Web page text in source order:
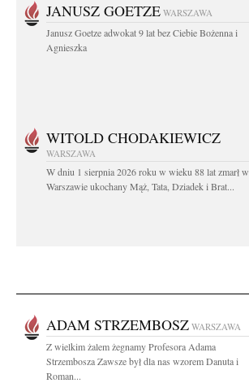
JANUSZ GOETZE WARSZAWA
Janusz Goetze adwokat 9 lat bez Ciebie Bożenna i
Agnieszka
WITOLD CHODAKIEWICZ
WARSZAWA
W dniu 1 sierpnia 2026 roku w wieku 88 lat zmarł w
Warszawie ukochany Mąż, Tata, Dziadek i Brat...
ADAM STRZEMBOSZ WARSZAWA
Z wielkim żalem żegnamy Profesora Adama
Strzembosza Zawsze był dla nas wzorem Danuta i
Roman...